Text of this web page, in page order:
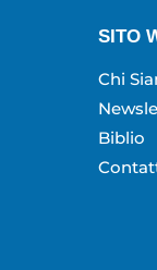
SITO
Chi
Biblio